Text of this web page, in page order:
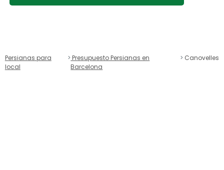
Persianas para
local
Presupuesto Persianas en
Barcelona
Canovelles